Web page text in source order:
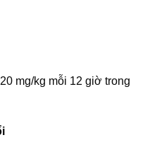
mg/kg mỗi 12 giờ trong